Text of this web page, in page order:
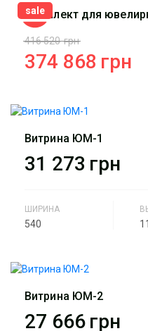
sale
Комплект для
416 520 грн
374 868 грн
Назначение
Артикул
Витрина ЮМ-1
31 273 грн
ШИРИНА
540
Витрина ЮМ-2
27 666 грн